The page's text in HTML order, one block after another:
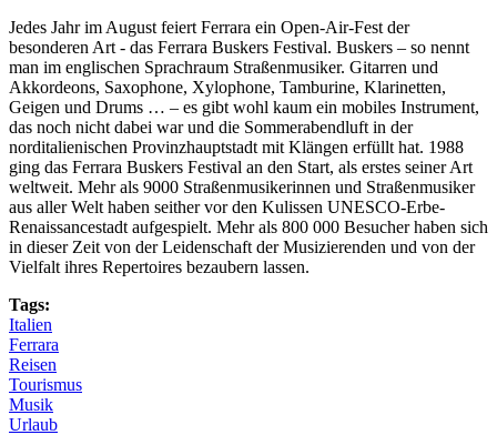
Jedes Jahr im August feiert Ferrara ein Open-Air-Fest der
besonderen Art - das Ferrara Buskers Festival. Buskers – so nennt
man im englischen Sprachraum Straßenmusiker. Gitarren und
Akkordeons, Saxophone, Xylophone, Tamburine, Klarinetten,
Geigen und Drums … – es gibt wohl kaum ein mobiles Instrument,
das noch nicht dabei war und die Sommerabendluft in der
norditalienischen Provinzhauptstadt mit Klängen erfüllt hat. 1988
ging das Ferrara Buskers Festival an den Start, als erstes seiner Art
weltweit. Mehr als 9000 Straßenmusikerinnen und Straßenmusiker
aus aller Welt haben seither vor den Kulissen UNESCO-Erbe-
Renaissancestadt aufgespielt. Mehr als 800 000 Besucher haben sich
in dieser Zeit von der Leidenschaft der Musizierenden und von der
Vielfalt ihres Repertoires bezaubern lassen.
Tags:
Italien
Ferrara
Reisen
Tourismus
Musik
Urlaub